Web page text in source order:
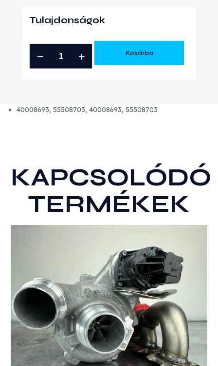
Tulajdonságok
ÚJ
Kosárba
40008693, 55508703, 40008693, 55508703
KAPCSOLÓDÓ
TERMÉKEK